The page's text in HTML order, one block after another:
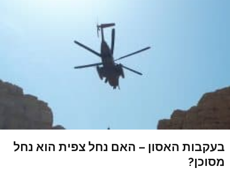
בעקבות האסון – האם נחל צפית הוא נחל
מסוכן?